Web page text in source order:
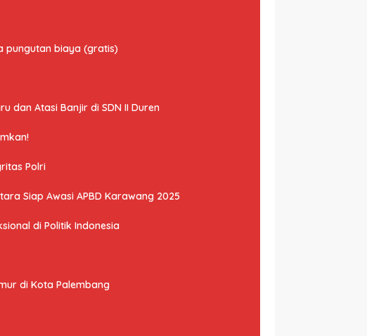
pungutan biaya (gratis)
dan Atasi Banjir di SDN II Duren
Polri
Siap Awasi APBD Karawang 2025
di Politik Indonesia
di Kota Palembang